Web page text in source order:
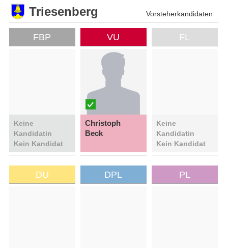
Triesenberg Vorsteherkandidaten
FBP
Keine
Kandidatin
Kein Kandidat
VU
Christoph
Beck
FL
Keine
Kandidatin
Kein Kandidat
DU DPL PL